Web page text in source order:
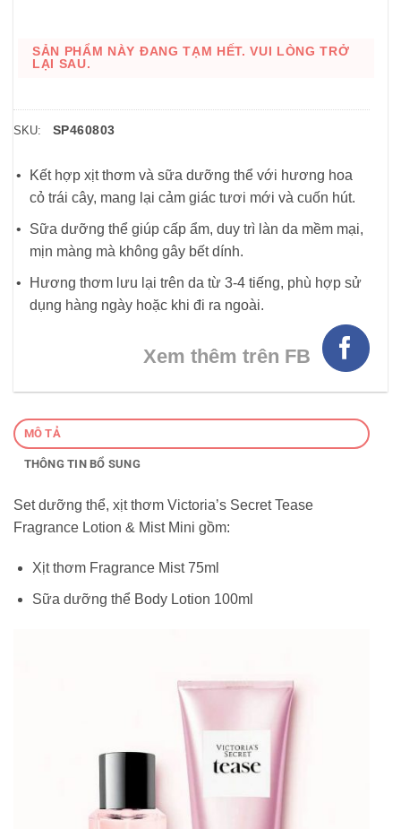
SẢN PHẨM NÀY ĐANG TẠM HẾT. VUI LÒNG TRỞ
LẠI SAU.
SKU: SP460803
Kết hợp xịt thơm và sữa dưỡng thể với hương hoa
cỏ trái cây, mang lại cảm giác tươi mới và cuốn hút.
Sữa dưỡng thể giúp cấp ẩm, duy trì làn da mềm mại,
mịn màng mà không gây bết dính.
Hương thơm lưu lại trên da từ 3-4 tiếng, phù hợp sử
dụng hàng ngày hoặc khi đi ra ngoài.
Xem thêm trên FB
MÔ TẢ
THÔNG TIN BỔ SUNG
Set dưỡng thể, xịt thơm Victoria’s Secret Tease
Fragrance Lotion & Mist Mini gồm:
Xịt thơm Fragrance Mist 75ml
Sữa dưỡng thể Body Lotion 100ml